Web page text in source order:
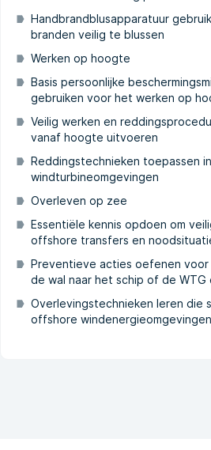
Handbrandblusapparatuur
branden veilig te blussen
Werken op hoogte
Basis persoonlijke
gebruiken voor het werken op
Veilig werken en
vanaf hoogte uitvoeren
Reddingstechnieken toepassen
windturbineomgevingen
Overleven op zee
Essentiële kennis opdoen om
offshore transfers en
Preventieve acties oefenen
de wal naar het schip of de WTG
Overlevingstechnieken leren die
offshore windenergieomgevingen